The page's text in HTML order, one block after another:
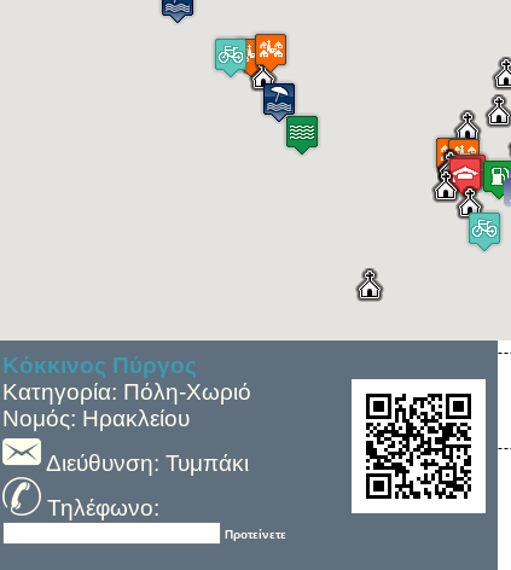
Κόκκινος Πύργος
Κατηγορία: Πόλη-Χωριό
Νομός: Ηρακλείου
Διεύθυνση: Τυμπάκι
Τηλέφωνο:
Προτείνετε